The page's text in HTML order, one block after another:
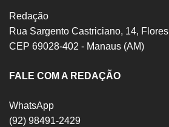
Redação
Rua Sargento Castriciano, 14, Flores
CEP 69028-402 - Manaus (AM)
FALE COM A REDAÇÃO
WhatsApp
(92) 98491-2429